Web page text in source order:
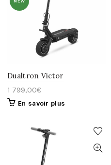
Dualtron Victor
1 799,00€
En savoir plus